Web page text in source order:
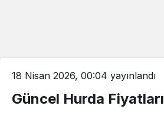
18 Nisan 2026, 00:04 yayınlandı
Güncel Hurda Fiyatları